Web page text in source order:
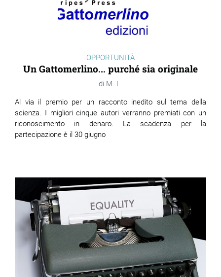
OPPORTUNITÀ
Un Gattomerlino... purché sia originale
M. L.
Al via il premio per un racconto inedito sul tema della
scienza. I migliori cinque autori verranno premiati con un
riconoscimento in denaro. La scadenza per la
partecipazione è il 30 giugno